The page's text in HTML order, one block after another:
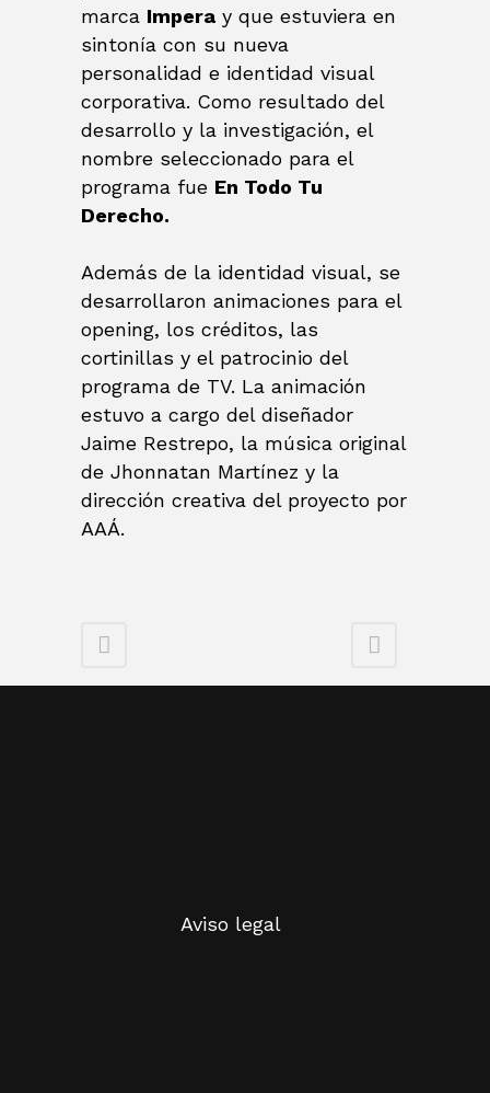
marca Impera y que estuviera en
sintonía con su nueva
personalidad e identidad visual
corporativa. Como resultado del
desarrollo y la investigación, el
nombre seleccionado para el
programa fue En Todo Tu
Derecho.
Además de la identidad visual, se
desarrollaron animaciones para el
opening, los créditos, las
cortinillas y el patrocinio del
programa de TV. La animación
estuvo a cargo del diseñador
Jaime Restrepo, la música original
de Jhonnatan Martínez y la
dirección creativa del proyecto por
AAÁ.
Aviso legal